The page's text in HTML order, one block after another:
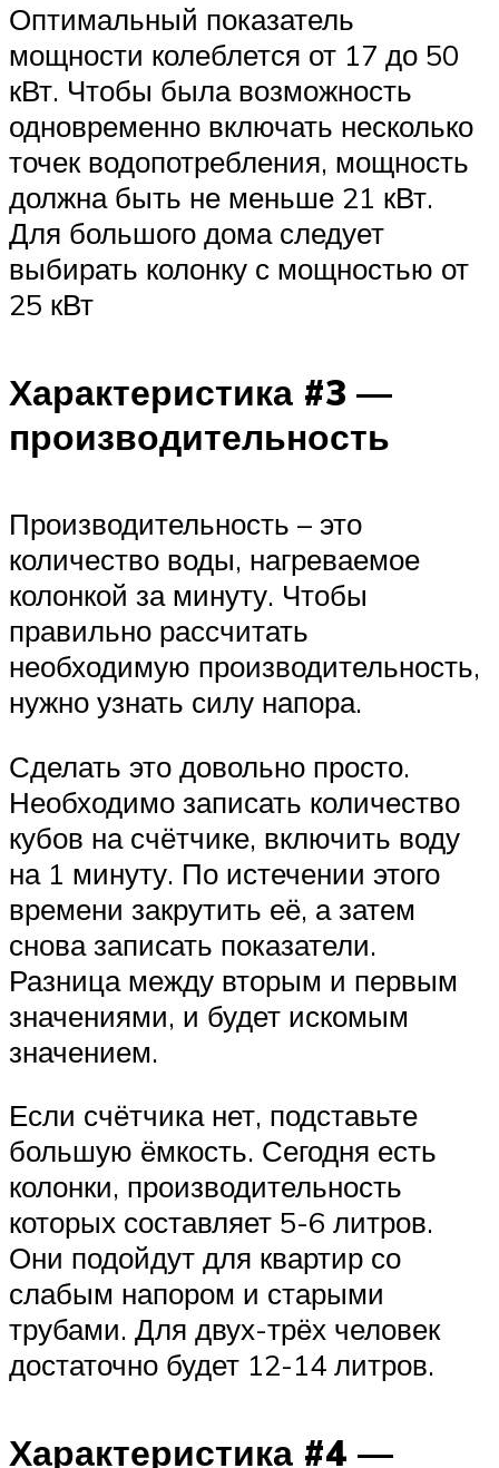
Оптимальный показатель
мощности колеблется от 17 до 50
кВт. Чтобы была возможность
одновременно включать несколько
точек водопотребления, мощность
должна быть не меньше 21 кВт.
Для большого дома следует
выбирать колонку с мощностью от
25 кВт
Характеристика #3 —
производительность
Производительность – это
количество воды, нагреваемое
колонкой за минуту. Чтобы
правильно рассчитать
необходимую производительность,
нужно узнать силу напора.
Сделать это довольно просто.
Необходимо записать количество
кубов на счётчике, включить воду
на 1 минуту. По истечении этого
времени закрутить её, а затем
снова записать показатели.
Разница между вторым и первым
значениями, и будет искомым
значением.
Если счётчика нет, подставьте
большую ёмкость. Сегодня есть
колонки, производительность
которых составляет 5-6 литров.
Они подойдут для квартир со
слабым напором и старыми
трубами. Для двух-трёх человек
достаточно будет 12-14 литров.
Характеристика #4 —